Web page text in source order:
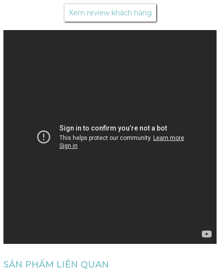
Xem review khách hàng
SẢN PHẨM LIÊN QUAN